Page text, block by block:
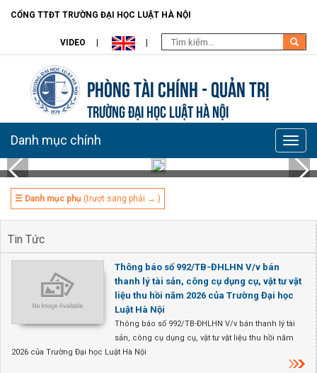
CỔNG TTĐT TRƯỜNG ĐẠI HỌC LUẬT HÀ NỘI
VIDEO
Phòng Tài chính - Quản trị
TRƯỜNG ĐẠI HỌC LUẬT HÀ NỘI
Toggle
Danh mục chính
☰ Danh mục phụ (trượt sang phải → )
Tin Tức
Thông báo số 992/TB-ĐHLHN V/v bán
thanh lý tài sản, công cụ dụng cụ, vật tư vật
liệu thu hồi năm 2026 của Trường Đại học
Luật Hà Nội
Thông báo số 992/TB-ĐHLHN V/v bán thanh lý tài
sản, công cụ dụng cụ, vật tư vật liệu thu hồi năm
2026 của Trường Đại học Luật Hà Nội